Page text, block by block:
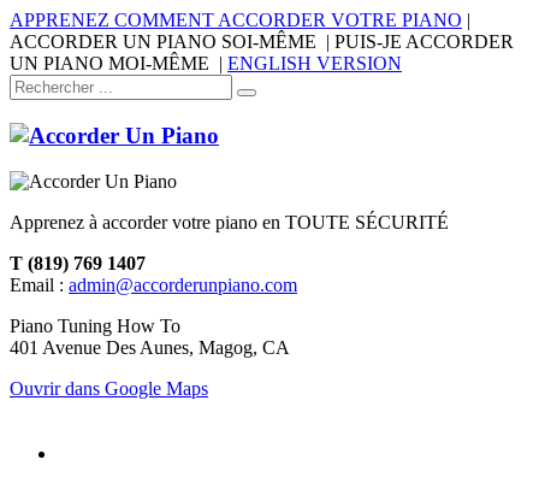
APPRENEZ COMMENT ACCORDER VOTRE PIANO |
ACCORDER UN PIANO SOI-MÊME | PUIS-JE ACCORDER
UN PIANO MOI-MÊME | ENGLISH VERSION
Apprenez à accorder votre piano en TOUTE SÉCURITÉ
T (819) 769 1407
Email : admin@accorderunpiano.com
Piano Tuning How To
401 Avenue Des Aunes, Magog, CA
Ouvrir dans Google Maps